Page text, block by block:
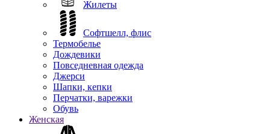
Жилеты
Софтшелл, флис
Термобелье
Дождевики
Повседневная одежда
Джерси
Шапки, кепки
Перчатки, варежки
Обувь
Женская